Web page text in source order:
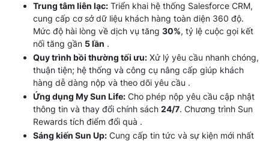
Trung tâm liên lạc: Triển khai hệ thống Salesforce CRM,
cung cấp cơ sở dữ liệu khách hàng toàn diện 360 độ.
Mức độ hài lòng về dịch vụ tăng 30%, tỷ lệ cuộc gọi kết
nối tăng gần 5 lần .
Quy trình bồi thường tối ưu: Xử lý yêu cầu nhanh chóng,
thuận tiện; hệ thống và công cụ nâng cấp giúp khách
hàng dễ dàng nộp và theo dõi yêu cầu .
Ứng dụng My Sun Life: Cho phép nộp yêu cầu cập nhật
thông tin và thay đổi chính sách 24/7. Chương trình Sun
Rewards tích điểm đổi quà .
Sáng kiến Sun Up: Cung cấp tin tức và sự kiện mới nhất